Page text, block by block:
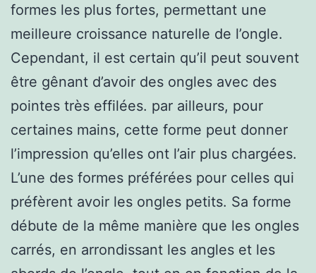
formes les plus fortes, permettant une
meilleure croissance naturelle de l’ongle.
Cependant, il est certain qu’il peut souvent
être gênant d’avoir des ongles avec des
pointes très effilées. par ailleurs, pour
certaines mains, cette forme peut donner
l’impression qu’elles ont l’air plus chargées.
L’une des formes préférées pour celles qui
préfèrent avoir les ongles petits. Sa forme
débute de la même manière que les ongles
carrés, en arrondissant les angles et les